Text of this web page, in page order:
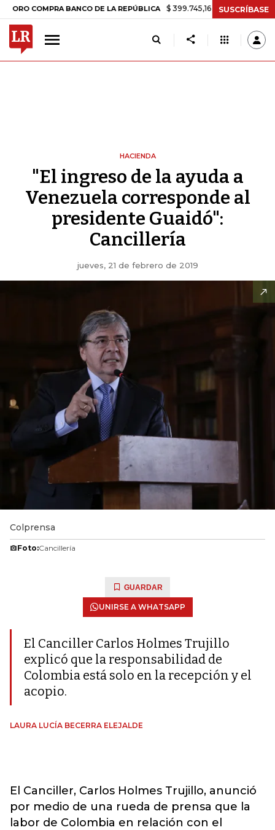
BANCO DE LA REPÚBLICA $ 399.745,16 +$ 2.295,71 +0,58%
SUSCRÍBASE
HACIENDA
"El ingreso de la ayuda a
Venezuela corresponde al
presidente Guaidó":
Cancillería
jueves, 21 de febrero de 2019
Colprensa
Foto:Cancillería
GUARDAR
UNIRSE A WHATSAPP
El Canciller Carlos Holmes Trujillo
explicó que la responsabilidad de
Colombia está solo en la recepción y el
acopio.
LAURA LUCÍA BECERRA ELEJALDE
El Canciller, Carlos Holmes Trujillo, anunció
por medio de una rueda de prensa que la
labor de Colombia en relación con el